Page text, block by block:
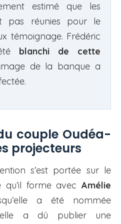
estimé que les
pas réunies pour le
témoignage. Frédéric
blanchi de cette
de la banque a
couple Oudéa-
projecteurs
s’est portée sur le
forme avec Amélie
a été nommée
a dû publier une